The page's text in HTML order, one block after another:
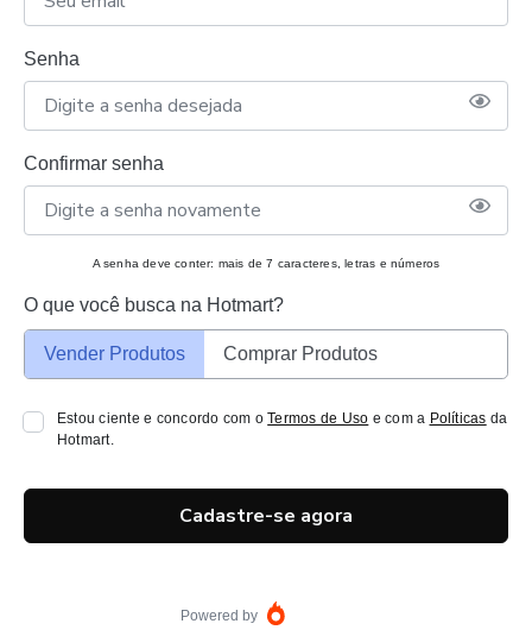
Senha
Confirmar senha
A senha deve conter: mais de 7 caracteres, letras e números
O que você busca na Hotmart?
Vender Produtos Comprar Produtos
Estou ciente e concordo com oTermos de Uso e com a Políticas da
Hotmart.
Cadastre-se agora
Powered by